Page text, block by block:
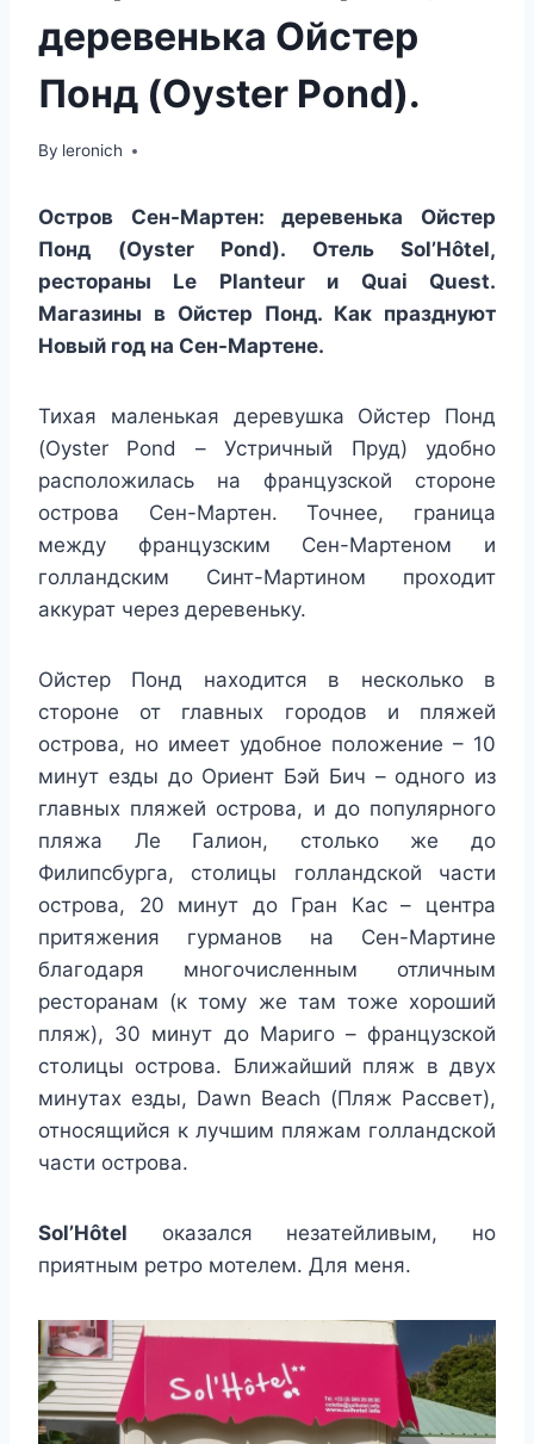
деревенька Ойстер
Понд (Oyster Pond).
By leronich
Остров Сен-Мартен: деревенька Ойстер
Понд (Oyster Pond). Отель Sol’Hôtel,
рестораны Le Planteur и Quai Quest.
Магазины в Ойстер Понд. Как празднуют
Новый год на Сен-Мартене.
Тихая маленькая деревушка Ойстер Понд
(Oyster Pond – Устричный Пруд) удобно
расположилась на французской стороне
острова Сен-Мартен. Точнее, граница
между французским Сен-Мартеном и
голландским Синт-Мартином проходит
аккурат через деревеньку.
Ойстер Понд находится в несколько в
стороне от главных городов и пляжей
острова, но имеет удобное положение – 10
минут езды до Ориент Бэй Бич – одного из
главных пляжей острова, и до популярного
пляжа Ле Галион, столько же до
Филипсбурга, столицы голландской части
острова, 20 минут до Гран Кас – центра
притяжения гурманов на Сен-Мартине
благодаря многочисленным отличным
ресторанам (к тому же там тоже хороший
пляж), 30 минут до Мариго – французской
столицы острова. Ближайший пляж в двух
минутах езды, Dawn Beach (Пляж Рассвет),
относящийся к лучшим пляжам голландской
части острова.
Sol’Hôtel оказался незатейливым, но
приятным ретро мотелем. Для меня.